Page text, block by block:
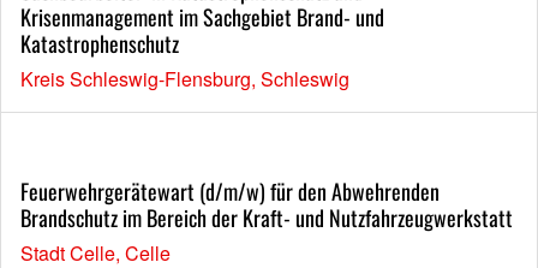
Krisenmanagement im Sachgebiet Brand- und
Katastrophenschutz
Kreis Schleswig-Flensburg, Schleswig
Feuerwehrgerätewart (d/m/w) für den Abwehrenden
Brandschutz im Bereich der Kraft- und Nutzfahrzeugwerkstatt
Stadt Celle, Celle